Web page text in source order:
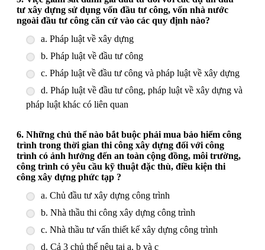
tư xây dựng sử dụng vốn đầu tư công, vốn nhà nước
ngoài đầu tư công căn cứ vào các quy định nào?
a. Pháp luật về xây dựng
b. Pháp luật về đầu tư công
c. Pháp luật về đầu tư công và pháp luật về xây dựng
d. Pháp luật về đầu tư công, pháp luật về xây dựng và
pháp luật khác có liên quan
6. Những chủ thể nào bắt buộc phải mua bảo hiểm công
trình trong thời gian thi công xây dựng đối với công
trình có ảnh hưởng đến an toàn cộng đồng, môi trường,
công trình có yêu cầu kỹ thuật đặc thù, điều kiện thi
công xây dựng phức tạp ?
a. Chủ đầu tư xây dựng công trình
b. Nhà thầu thi công xây dựng công trình
c. Nhà thầu tư vấn thiết kế xây dựng công trình
d. Cả 3 chủ thể nêu tại a, b và c